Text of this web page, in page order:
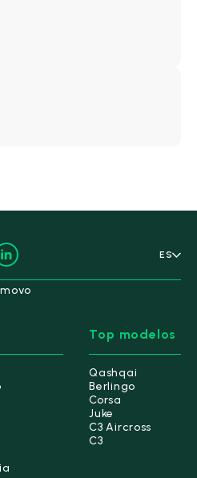
ES
Top modelos
Qashqai
Berlingo
Corsa
Juke
C3 Aircross
C3